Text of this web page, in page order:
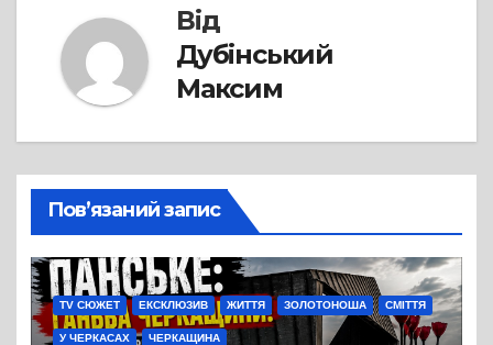
Від
Дубінський
Максим
Пов’язаний запис
TV СЮЖЕТ ЕКСКЛЮЗИВ ЖИТТЯ ЗОЛОТОНОША СМІТТЯ
У ЧЕРКАСАХ ЧЕРКАЩИНА